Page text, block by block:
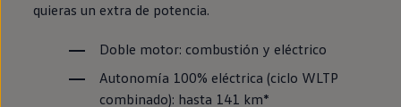
quieras un extra de potencia.
Doble motor: combustión y eléctrico
Autonomía 100% eléctrica (ciclo WLTP
combinado): hasta 141 km*